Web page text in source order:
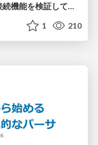
AWS DevOps AgentのAzure接続機能を検証して見えた活用法／Use Cases Verified for the AWS DevOps Agent's Azure Connectivity Feature
1 210